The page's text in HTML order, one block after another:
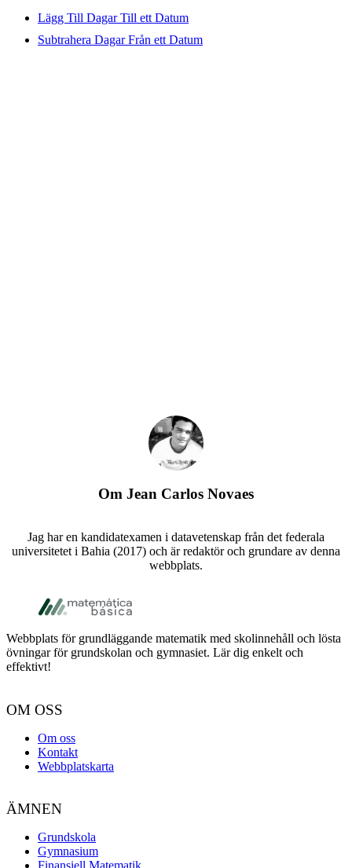
Lägg Till Dagar Till ett Datum
Subtrahera Dagar Från ett Datum
Om Jean Carlos Novaes
Jag har en kandidatexamen i datavetenskap från det federala
universitetet i Bahia (2017) och är redaktör och grundare av denna
webbplats.
Footer
Webbplats för grundläggande matematik med skolinnehåll och lösta
övningar för grundskolan och gymnasiet. Lär dig enkelt och
effektivt!
OM OSS
Om oss
Kontakt
Webbplatskarta
ÄMNEN
Grundskola
Gymnasium